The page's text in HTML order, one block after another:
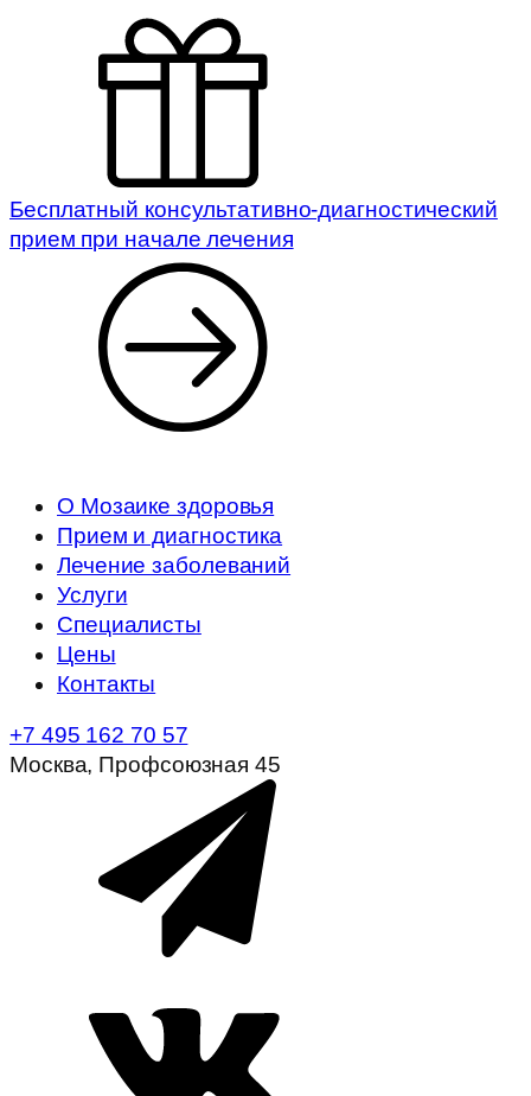
Бесплатный консультативно-диагностический
прием при начале лечения
О Мозаике здоровья
Прием и диагностика
Лечение заболеваний
Услуги
Специалисты
Цены
Контакты
+7 495 162 70 57
Москва, Профсоюзная 45